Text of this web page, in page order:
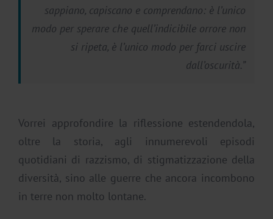
sappiano, capiscano e comprendano: è l’unico
modo per sperare che quell’indicibile orrore non
si ripeta, è l’unico modo per farci uscire
dall’oscurità.”
Vorrei approfondire la riflessione estendendola,
oltre la storia, agli innumerevoli episodi
quotidiani di razzismo, di stigmatizzazione della
diversità, sino alle guerre che ancora incombono
in terre non molto lontane.